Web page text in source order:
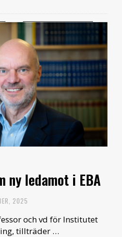
ny ledamot i EBA
2025
och vd för Institutet
tillträder …